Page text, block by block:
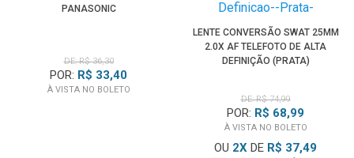
PANASONIC
DE: R$ 36,30
POR: R$ 33,40
À VISTA NO BOLETO
LENTE CONVERSÃO SWAT 25MM
2.0X AF TELEFOTO DE ALTA
DEFINIÇÃO (PRATA)
DE: R$ 74,99
POR: R$ 68,99
À VISTA NO BOLETO
OU 2X DE R$ 37,49